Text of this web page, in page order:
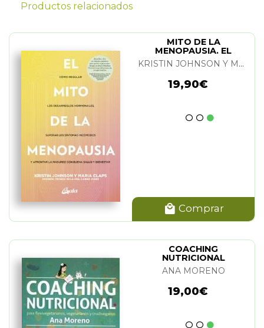
Productos relacionados
MITO DE LA
MENOPAUSIA. EL
KRISTIN JOHNSON Y MARIA CLAPS
19,90€
Comprar
COACHING
NUTRICIONAL
ANA MORENO
19,00€